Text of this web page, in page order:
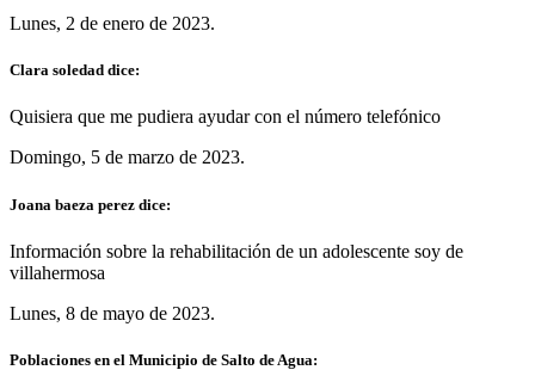
Lunes, 2 de enero de 2023.
Clara soledad dice:
Quisiera que me pudiera ayudar con el número telefónico
Domingo, 5 de marzo de 2023.
Joana baeza perez dice:
Información sobre la rehabilitación de un adolescente soy de
villahermosa
Lunes, 8 de mayo de 2023.
Poblaciones en el Municipio de Salto de Agua: